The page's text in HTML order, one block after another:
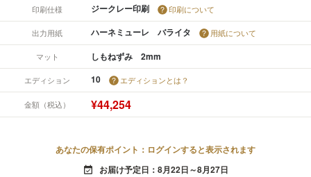
印刷仕様 ジークレー印刷 印刷について
出力用紙 ハーネミューレ バライタ 用紙について
マット しもねずみ 2mm
エディション 10 エディションとは？
金額（税込） ¥44,254
あなたの保有ポイント：ログインすると表示されます
event_available お届け予定日：8月22日～8月27日